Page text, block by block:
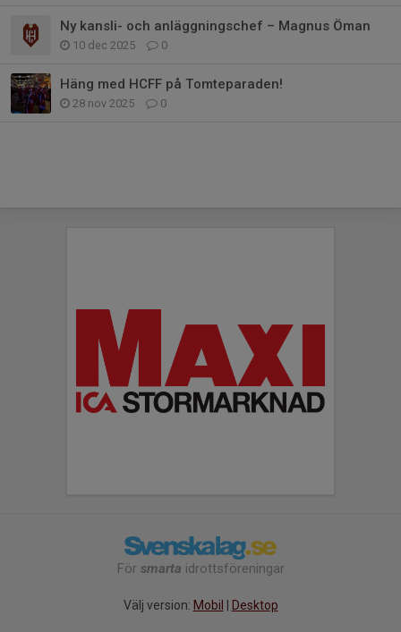
Ny kansli- och anläggningschef – Magnus Öman
10 dec 2025 0
Häng med HCFF på Tomteparaden!
28 nov 2025 0
För smarta idrottsföreningar
Välj version: Mobil Desktop